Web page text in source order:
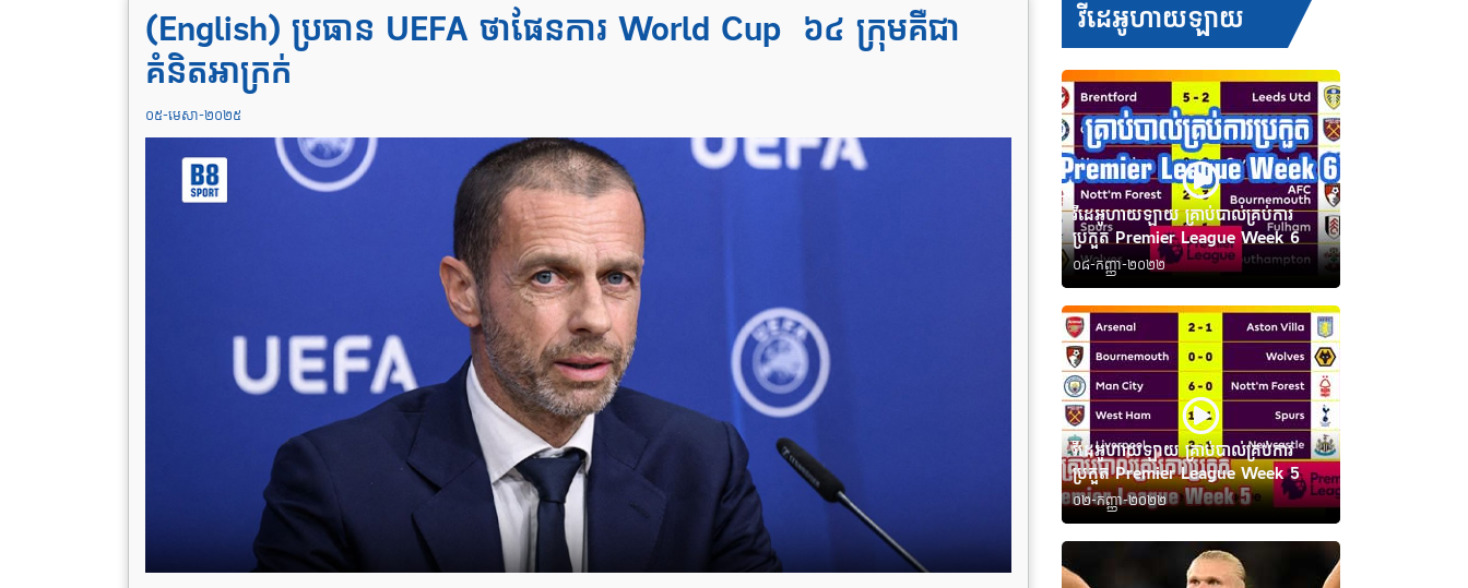
(English) ប្រធាន UEFA ថាផែនការ World Cup ៦៤ ក្រុមគឺជា
គំនិតអាក្រក់
០៥-មេសា-២០២៥
វីដេអូហាយឡាយ
វីដេអូហាយឡាយ គ្រាប់បាល់គ្រប់ការ
ប្រកួត Premier League Week 6
០៨-កញ្ញា-២០២២
វីដេអូហាយឡាយ គ្រាប់បាល់គ្រប់ការ
ប្រកួត Premier League Week 5
០២-កញ្ញា-២០២២